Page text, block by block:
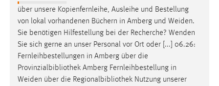
über unsere Kopienfernleihe, Ausleihe und Bestellung
von lokal vorhandenen Büchern in Amberg und Weiden.
Sie benötigen Hilfestellung bei der Recherche? Wenden
Sie sich gerne an unser Personal vor Ort oder [...] 06.26:
Fernleihbestellungen in Amberg über die
Provinzialbibliothek Amberg Fernleihbestellung in
Weiden über die Regionalbibliothek Nutzung unserer